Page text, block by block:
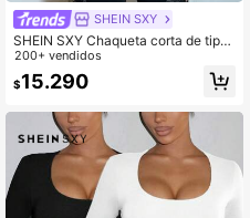
SHEIN SXY
SHEIN SXY Chaqueta corta de tipo
teddy con bolsillo con solapa para o
toño/invierno
200+ vendidos
$15.290